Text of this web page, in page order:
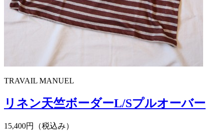
TRAVAIL MANUEL
リネン天竺ボーダーL/Sプルオーバー
15,400円（税込み）